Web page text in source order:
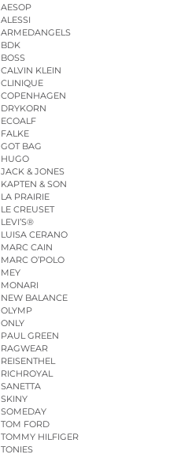
AESOP
ALESSI
ARMEDANGELS
BDK
BOSS
CALVIN KLEIN
CLINIQUE
COPENHAGEN
DRYKORN
ECOALF
FALKE
GOT BAG
HUGO
JACK & JONES
KAPTEN & SON
LA PRAIRIE
LE CREUSET
LEVI’S®
LUISA CERANO
MARC CAIN
MARC O’POLO
MEY
MONARI
NEW BALANCE
OLYMP
ONLY
PAUL GREEN
RAGWEAR
REISENTHEL
RICHROYAL
SANETTA
SKINY
SOMEDAY
TOM FORD
TOMMY HILFIGER
TONIES